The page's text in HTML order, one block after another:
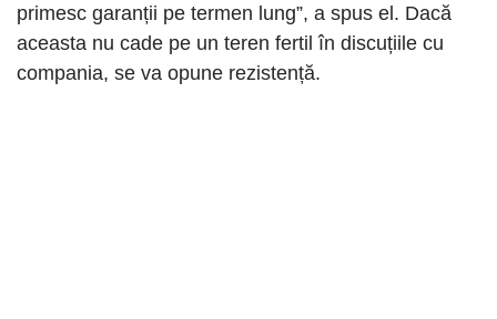
primesc garanții pe termen lung”, a spus el. Dacă
aceasta nu cade pe un teren fertil în discuțiile cu
compania, se va opune rezistență.